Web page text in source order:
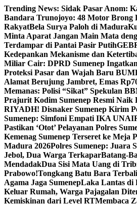
Skip
to
content
Trending News: Sidak Pasar Anom:
Bandara Trunojoyo: 48 Motor Brong
RakyatBela Surya Paloh di Madura
Minta Aparat Jangan Main Mata
Terdampar di Pantai Pasir Putih
Kedepankan Mekanisme dan
Miliar Cair: DPRD Sumenep Ingatkan
Proteksi Pasar dan Wajah Baru
Alamat Berujung Jambret, Emas
Memanas: Polisi “Sikat” Spekulan
Prajurit Kodim Sumenep Resmi Naik
RIYADH! Disnaker Sumenep Kirim
Sumenep: Simfoni Empati IKA
Pastikan ‘Otot’ Pelayanan Polres
Kemenag Sumenep Terseret ke Meja
Madura 2026Polres Sumenep: Juara
Jebol, Dua Warga TerkaparBatang-
MendadakDua Sisi Mata Uang di
Prabowo!Tongkang Batu Bara
Agama Jaga SumenepLaka Lantas di
Keluar Rumah, Warga Pajagalan
Kemiskinan dari Level RTMembaca